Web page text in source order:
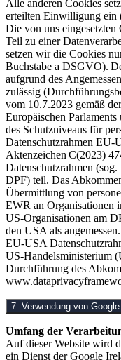
Alle anderen Cookies
erteilten Einwilligung ein
Die von uns
Teil zu einer
setzen wir die Cookies
Buchstabe a DSGVO).
aufgrund des
zulässig
vom 10.7.2023 gemäß
Europäischen
des Schutzniveaus für
Datenschutzrahmen EU-
Aktenzeichen C(2023)
Datenschutzrahmen
DPF) teil. Das
Übermittlung von
EWR an Organisationen
US-Organisationen am
den USA als
EU-USA
US-Handelsministerium
Durchführung des
7 Verwendung von
Umfang der
Auf dieser Website wird
ein Dienst der Google